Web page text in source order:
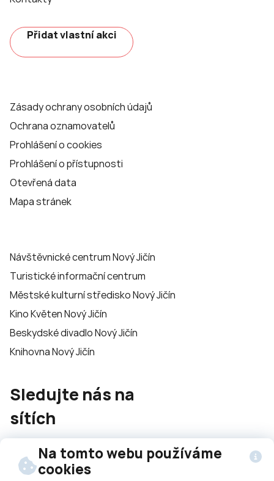
Na tomto webu používáme
cookies
Přidat vlastní akci
Zásady ochrany osobních údajů
Ochrana oznamovatelů
Prohlášení o cookies
Prohlášení o přístupnosti
Otevřená data
Mapa stránek
Návštěvnické centrum Nový Jičín
Turistické informační centrum
Městské kulturní středisko Nový Jičín
Kino Květen Nový Jičín
Beskydské divadlo Nový Jičín
Knihovna Nový Jičín
Sledujte nás na
sítích